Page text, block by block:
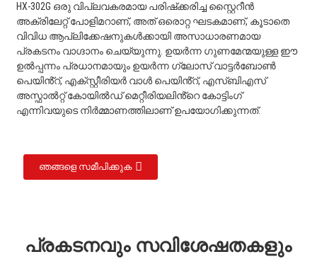
HX-302G ഒരു വിപ്ലവകരമായ പരിഷ്‌ക്കരിച്ച സ്റ്റൈറീൻ
അക്രിലേറ്റ് പോളിമറാണ്, അത് ഒരൊറ്റ ഘടകമാണ്, കൂടാതെ
വിവിധ ആപ്ലിക്കേഷനുകൾക്കായി അസാധാരണമായ
പ്രകടനം വാഗ്ദാനം ചെയ്യുന്നു. ഉയർന്ന ഗുണമേന്മയുള്ള ഈ
ഉൽപ്പന്നം പ്രധാനമായും ഉയർന്ന ഗ്ലോസ് വാട്ടർബോൺ
പെയിൻ്റ്, എക്സ്റ്റീരിയർ വാൾ പെയിൻ്റ്, എസ്ബിഎസ്
അസ്ഫാൽറ്റ് കോയിൽഡ് മെറ്റീരിയലിൻ്റെ കോട്ടിംഗ്
എന്നിവയുടെ നിർമ്മാണത്തിലാണ് ഉപയോഗിക്കുന്നത്.
ഞങ്ങളെ സമീപിക്കുക
പ്രകടനവും സവിശേഷതകളും